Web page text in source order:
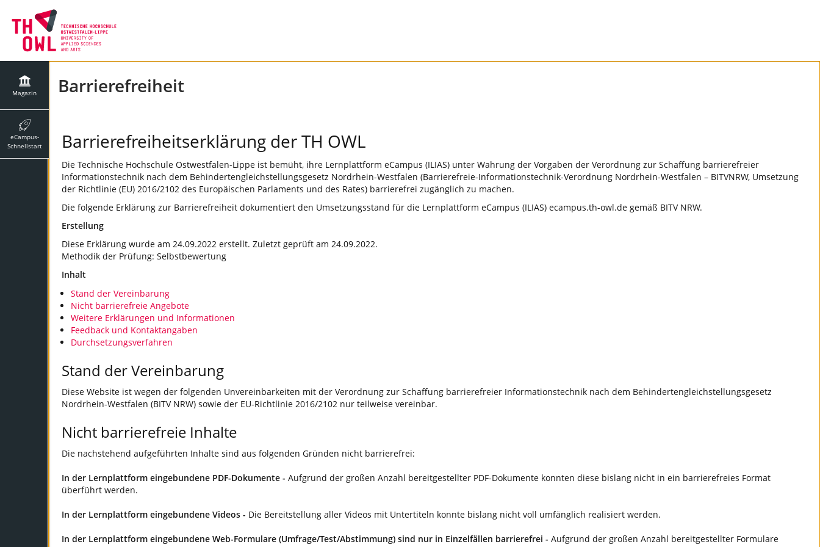
Magazin
eCampus-
Schnellstart
Barrierefreiheit
Barrierefreiheitserklärung der TH OWL
Die Technische Hochschule Ostwestfalen-Lippe ist bemüht, ihre Lernplattform eCampus (ILIAS) unter Wahrung der Vorgaben der Verordnung zur Schaffung barrierefreier
Informationstechnik nach dem Behindertengleichstellungsgesetz Nordrhein-Westfalen (Barrierefreie-Informationstechnik-Verordnung Nordrhein-Westfalen – BITVNRW, Umsetzung
der Richtlinie (EU) 2016/2102 des Europäischen Parlaments und des Rates) barrierefrei zugänglich zu machen.
Die folgende Erklärung zur Barrierefreiheit dokumentiert den Umsetzungsstand für die Lernplattform eCampus (ILIAS) ecampus.th-owl.de gemäß BITV NRW.
Erstellung
Diese Erklärung wurde am 24.09.2022 erstellt. Zuletzt geprüft am 24.09.2022.
Methodik der Prüfung: Selbstbewertung
Inhalt
Stand der Vereinbarung
Nicht barrierefreie Angebote
Weitere Erklärungen und Informationen
Feedback und Kontaktangaben
Durchsetzungsverfahren
Stand der Vereinbarung
Diese Website ist wegen der folgenden Unvereinbarkeiten mit der Verordnung zur Schaffung barrierefreier Informationstechnik nach dem Behindertengleichstellungsgesetz
Nordrhein-Westfalen (BITV NRW) sowie der EU-Richtlinie 2016/2102 nur teilweise vereinbar.
Nicht barrierefreie Inhalte
Die nachstehend aufgeführten Inhalte sind aus folgenden Gründen nicht barrierefrei:
In der Lernplattform eingebundene PDF-Dokumente - Aufgrund der großen Anzahl bereitgestellter PDF-Dokumente konnten diese bislang nicht in ein barrierefreies Format
überführt werden.
In der Lernplattform eingebundene Videos - Die Bereitstellung aller Videos mit Untertiteln konnte bislang nicht voll umfänglich realisiert werden.
In der Lernplattform eingebundene Web-Formulare (Umfrage/Test/Abstimmung) sind nur in Einzelfällen barrierefrei - Aufgrund der großen Anzahl bereitgestellter Formulare